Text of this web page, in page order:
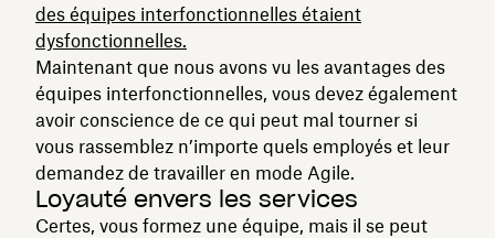
des équipes interfonctionnelles étaient
dysfonctionnelles.
Maintenant que nous avons vu les avantages des
équipes interfonctionnelles, vous devez également
avoir conscience de ce qui peut mal tourner si
vous rassemblez n’importe quels employés et leur
demandez de travailler en mode Agile.
Loyauté envers les services
Certes, vous formez une équipe, mais il se peut